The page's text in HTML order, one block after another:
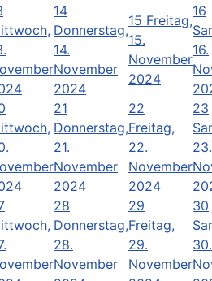
14
Donnerstag,
14.
November
2024
15 Freitag,
15.
November
2024
16
16.
21
Donnerstag,
21.
November
2024
22
Freitag,
22.
November
2024
23
23.
28
Donnerstag,
28.
November
29
Freitag,
29.
November
30
30.